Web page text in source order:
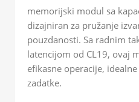
memorijski modul sa
dizajniran za pružanje
pouzdanosti. Sa radnim
latencijom od CL19, ovaj
efikasne operacije,
zadatke.